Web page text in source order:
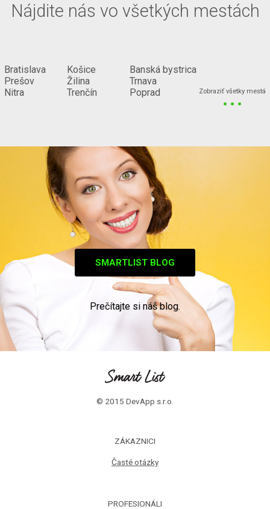
Nájdite nás vo všetkých mestách
Bratislava
Prešov
Nitra
Košice
Žilina
Trenčín
Banská bystrica
Trnava
Poprad
Zobraziť všetky mestá
...
SMARTLIST BLOG
Prečítajte si náš blog.
© 2015 DevApp s.r.o.
ZÁKAZNICI
Časté otázky
PROFESIONÁLI